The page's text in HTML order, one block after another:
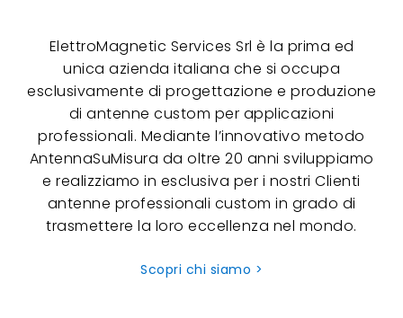
ElettroMagnetic Services Srl è la prima ed
unica azienda italiana che si occupa
esclusivamente di progettazione e produzione
di antenne custom per applicazioni
professionali. Mediante l’innovativo metodo
AntennaSuMisura da oltre 20 anni sviluppiamo
e realizziamo in esclusiva per i nostri Clienti
antenne professionali custom in grado di
trasmettere la loro eccellenza nel mondo.
Scopri chi siamo >